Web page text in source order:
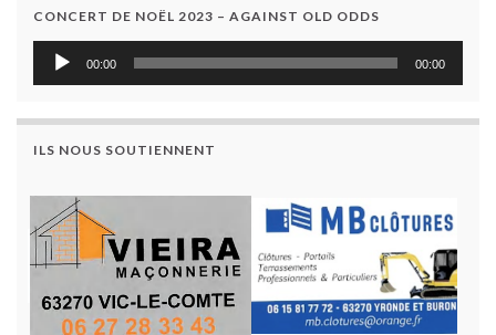
CONCERT DE NOËL 2023 – AGAINST OLD ODDS
Lecteur
00:00 00:00
ILS NOUS SOUTIENNENT